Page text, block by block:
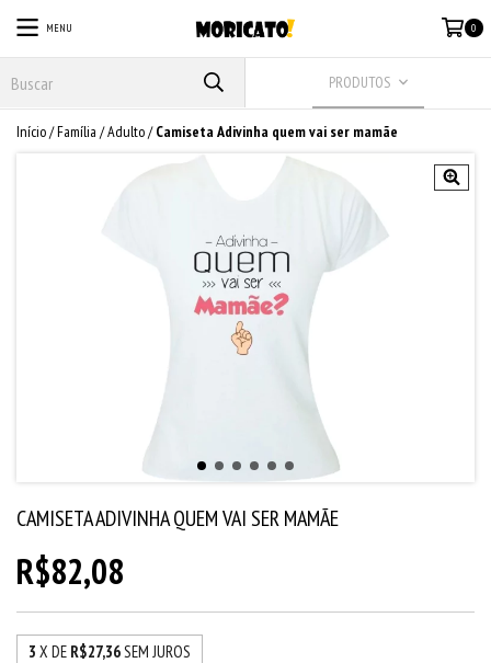
MENU 0
PRODUTOS
Início/Família /Adulto/ Camiseta Adivinha quem vai ser mamãe
CAMISETA ADIVINHA QUEM VAI SER MAMÃE
R$82,08
3 X DE R$27,36SEM JUROS